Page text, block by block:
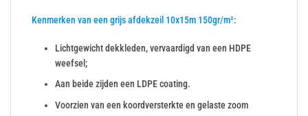
Kenmerken van een grijs afdekzeil 10x15m 150gr/m²:
Lichtgewicht dekkleden, vervaardigd van een HDPE
weefsel;
Aan beide zijden een LDPE coating.
Voorzien van een koordversterkte en gelaste zoom